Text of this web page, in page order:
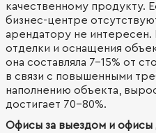
качественному продукту.
бизнес-центре
арендатору не интересен.
отделки и оснащения
она составляла 7-15% от
в связи с повышенными
наполнению объекта,
достигает 70-80%.
Офисы за выездом и офисы